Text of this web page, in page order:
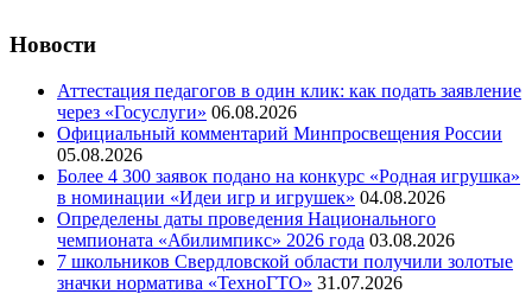
Новости
Аттестация педагогов в один клик: как подать заявление
через «Госуслуги» 06.08.2026
Официальный комментарий Минпросвещения России
05.08.2026
Более 4 300 заявок подано на конкурс «Родная игрушка»
в номинации «Идеи игр и игрушек» 04.08.2026
Определены даты проведения Национального
чемпионата «Абилимпикс» 2026 года 03.08.2026
7 школьников Свердловской области получили золотые
значки норматива «ТехноГТО» 31.07.2026